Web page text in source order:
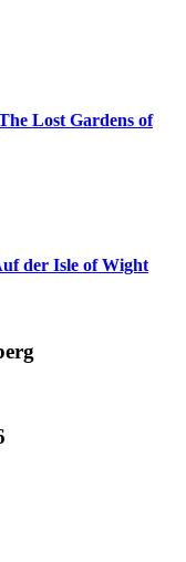
Lost Gardens of
der Isle of Wight